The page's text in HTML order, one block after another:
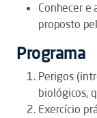
Conhecer e
proposto
Programa
Perigos
biológicos,
Exercício